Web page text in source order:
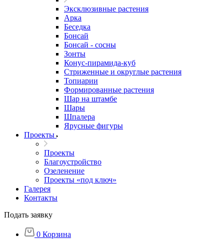
Эксклюзивные растения
Арка
Беседка
Бонсай
Бонсай - сосны
Зонты
Конус-пирамида-куб
Стриженные и округлые растения
Топиарии
Формированные растения
Шар на штамбе
Шары
Шпалера
Ярусные фигуры
Проекты
Проекты
Благоустройство
Озеленение
Проекты «под ключ»
Галерея
Контакты
Подать заявку
0 Корзина